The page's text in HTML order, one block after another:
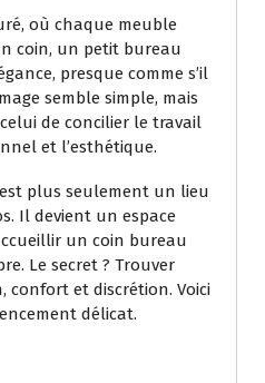
où chaque meuble
coin, un petit bureau
presque comme s’il
semble simple, mais
de concilier le travail
et l’esthétique.
plus seulement un lieu
Il devient un espace
un coin bureau
Le secret ? Trouver
confort et discrétion. Voici
délicat.